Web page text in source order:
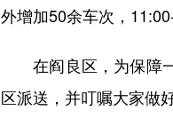
外增加50余车次，
在阎良区，为保障一
区派送，并叮嘱大家做